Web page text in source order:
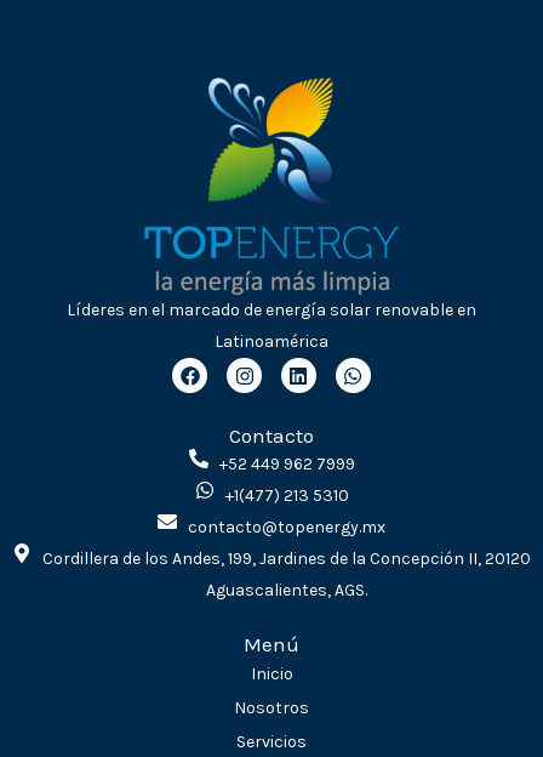
Líderes en el marcado de energía solar renovable en
Latinoamérica
F
a
b
o
o
k
I
n
a
g
r
a
m
L
i
e
d
n
W
h
a
Contacto
+52 449 962 7999
+1(477) 213 5310
contacto@topenergy.mx
Cordillera de los Andes, 199, Jardines de la Concepción II, 20120
Aguascalientes, AGS.
Menú
Inicio
Nosotros
Servicios